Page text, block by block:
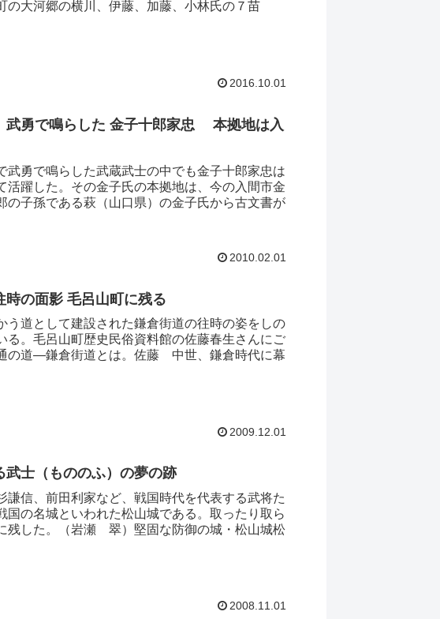
の大河郷の横川、伊藤、加藤、小林氏の７苗
2016.10.01
勇で鳴らした 金子十郎家忠 本拠地は入
武勇で鳴らした武蔵武士の中でも金子十郎家忠は
活躍した。その金子氏の本拠地は、今の入間市金
子孫である萩（山口県）の金子氏から古文書が
2010.02.01
の面影 毛呂山町に残る
う道として建設された鎌倉街道の往時の姿をしの
る。毛呂山町歴史民俗資料館の佐藤春生さんにご
の道―鎌倉街道とは。佐藤 中世、鎌倉時代に幕
2009.12.01
士（もののふ）の夢の跡
謙信、前田利家など、戦国時代を代表する武将た
国の名城といわれた松山城である。取ったり取ら
残した。（岩瀬 翠）堅固な防御の城・松山城松
2008.11.01